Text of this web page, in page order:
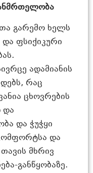
გარემო ხელს
და ფსიქიკური
ადამიანის
რაც
ცხოვრების
და
და ჭუჭყი
და
მხრივ
განწყობაზე.